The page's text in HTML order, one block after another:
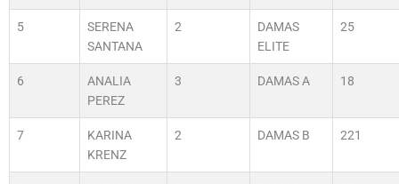
5
SERENA
SANTANA
2
DAMAS
ELITE
25
6
ANALIA
PEREZ
3 DAMAS A 18
7
KARINA
KRENZ
2 DAMAS B 221